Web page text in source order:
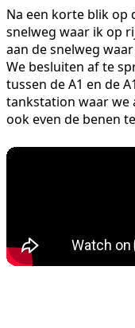
Na een korte blik op
snelweg waar ik op
aan de snelweg
We besluiten af te
tussen de A1 en de
tankstation waar we
ook even de benen